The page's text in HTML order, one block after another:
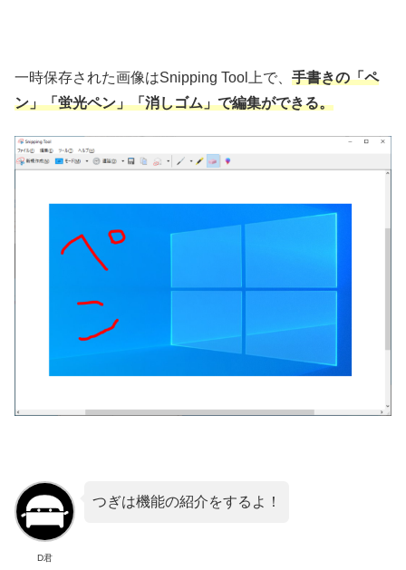
一時保存された画像はSnipping Tool上で、 手書きの「ペ
ン」「蛍光ペン」「消しゴム」で編集ができる。
D君
つぎは機能の紹介をするよ！